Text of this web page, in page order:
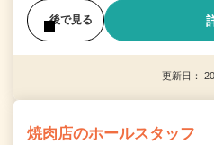
後で見る
更新日：
焼肉店のホールスタッフ